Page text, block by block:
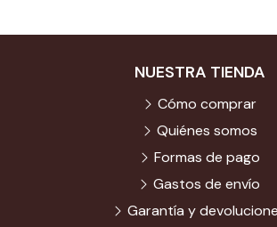
NUESTRA TIENDA
Cómo comprar
Quiénes somos
Formas de pago
Gastos de envío
Garantía y